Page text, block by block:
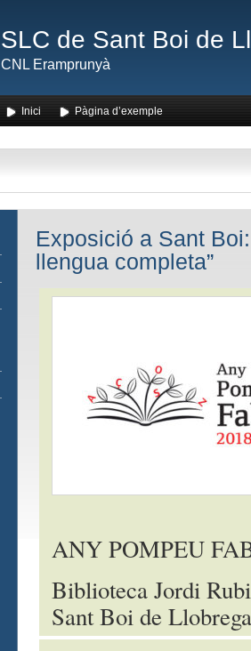
SLC de Sant Boi de
CNL Eramprunyà
Inici Pàgina d’exemple
Exposició a Sant
llengua completa”
ANY POMPEU
Biblioteca Jordi
Sant Boi de